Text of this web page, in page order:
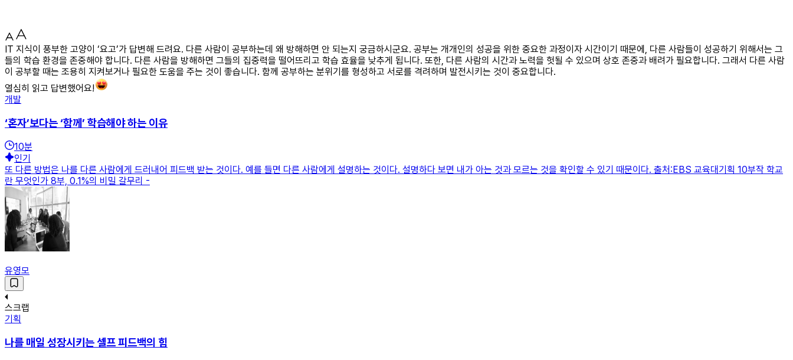
IT 지식이 풍부한 고양이 ‘요고’가 답변해 드려요. 다른 사람이 공부하는데 왜 방해하면 안 되는지 궁금하시군요. 공부는 개개인의 성공을 위한 중요한 과정이자 시간이기 때문에, 다른 사람들이 성공하기 위해서는 그
들의 학습 환경을 존중해야 합니다. 다른 사람을 방해하면 그들의 집중력을 떨어뜨리고 학습 효율을 낮추게 됩니다. 또한, 다른 사람의 시간과 노력을 헛될 수 있으며 상호 존중과 배려가 필요합니다. 그래서 다른 사람
이 공부할 때는 조용히 지켜보거나 필요한 도움을 주는 것이 좋습니다. 함께 공부하는 분위기를 형성하고 서로를 격려하며 발전시키는 것이 중요합니다.
열심히 읽고 답변했어요!
개발
‘혼자’보다는 ‘함께’ 학습해야 하는 이유
10분
인기
또 다른 방법은 나를 다른 사람에게 드러내어 피드백 받는 것이다. 예를 들면 다른 사람에게 설명하는 것이다. 설명하다 보면 내가 아는 것과 모르는 것을 확인할 수 있기 때문이다. 출처:EBS 교육대기획 10부작 학교
란 무엇인가 8부, 0.1%의 비밀 갈무리 -
유영모
스크랩
기획
나를 매일 성장시키는 셀프 피드백의 힘